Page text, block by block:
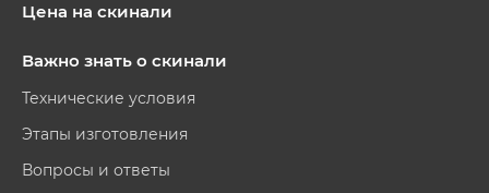
Цена на скинали
Важно знать о скинали
Технические условия
Этапы изготовления
Вопросы и ответы